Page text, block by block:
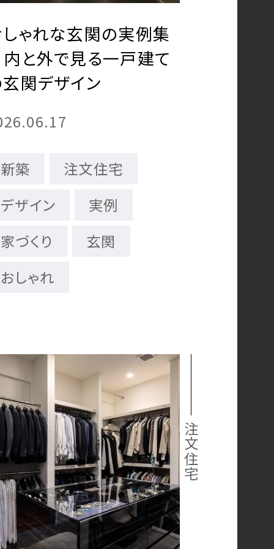
ゃれな玄関の実例集
と外で見る一戸建て
関デザイン
新築
注文住宅
デザイン
実例
家づくり
玄関
おしゃれ
注文住宅